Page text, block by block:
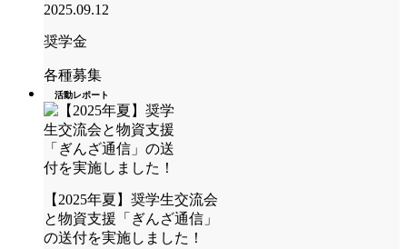
2025.09.12
奨学金
各種募集
活動レポート
【2025年夏】奨学生交流会
と物資支援「ぎんざ通信」
の送付を実施しました！